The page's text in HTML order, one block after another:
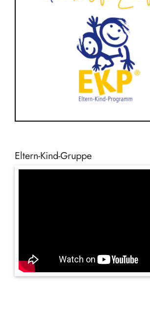
Eltern-Kind-Gruppe